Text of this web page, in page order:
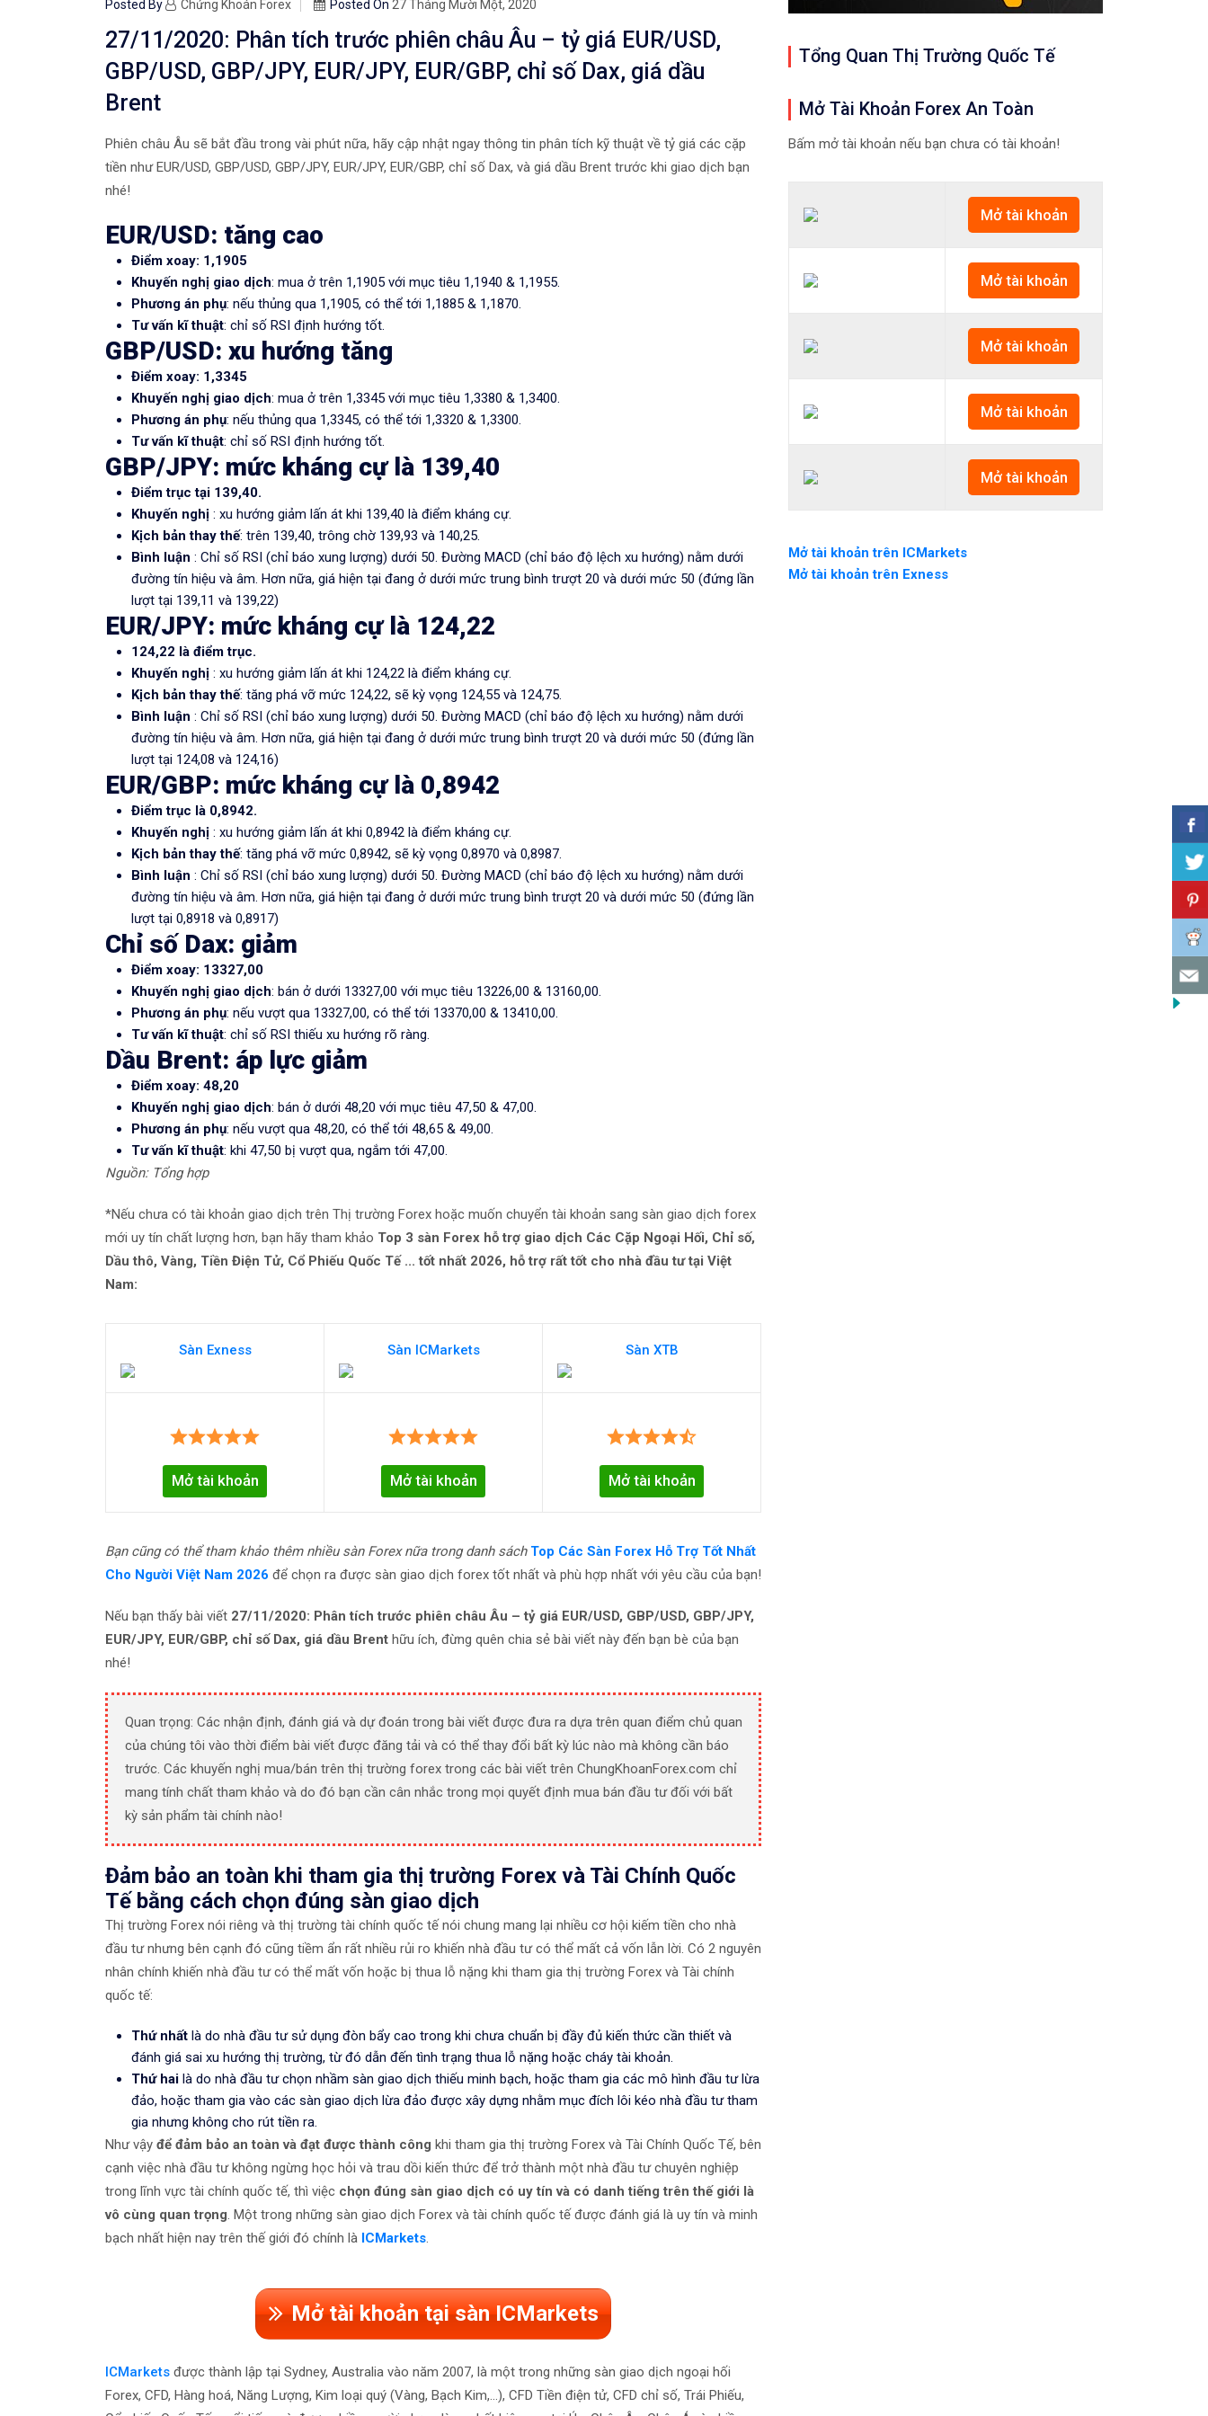
Posted By Chứng Khoán Forex Posted On 27 Tháng Mười Một, 2020
27/11/2020: Phân tích trước phiên châu Âu – tỷ giá EUR/USD,
GBP/USD, GBP/JPY, EUR/JPY, EUR/GBP, chỉ số Dax, giá dầu
Brent
Phiên châu Âu sẽ bắt đầu trong vài phút nữa, hãy cập nhật ngay thông tin phân tích kỹ thuật về tỷ giá các cặp
tiền như EUR/USD, GBP/USD, GBP/JPY, EUR/JPY, EUR/GBP, chỉ số Dax, và giá dầu Brent trước khi giao dịch bạn
nhé!
EUR/USD: tăng cao
Điểm xoay: 1,1905
Khuyến nghị giao dịch: mua ở trên 1,1905 với mục tiêu 1,1940 & 1,1955.
Phương án phụ: nếu thủng qua 1,1905, có thể tới 1,1885 & 1,1870.
Tư vấn kĩ thuật: chỉ số RSI định hướng tốt.
GBP/USD: xu hướng tăng
Điểm xoay: 1,3345
Khuyến nghị giao dịch: mua ở trên 1,3345 với mục tiêu 1,3380 & 1,3400.
Phương án phụ: nếu thủng qua 1,3345, có thể tới 1,3320 & 1,3300.
Tư vấn kĩ thuật: chỉ số RSI định hướng tốt.
GBP/JPY: mức kháng cự là 139,40
Điểm trục tại 139,40.
Khuyến nghị : xu hướng giảm lấn át khi 139,40 là điểm kháng cự.
Kịch bản thay thế: trên 139,40, trông chờ 139,93 và 140,25.
Bình luận : Chỉ số RSI (chỉ báo xung lượng) dưới 50. Đường MACD (chỉ báo độ lệch xu hướng) nằm dưới
đường tín hiệu và âm. Hơn nữa, giá hiện tại đang ở dưới mức trung bình trượt 20 và dưới mức 50 (đứng lần
lượt tại 139,11 và 139,22)
EUR/JPY: mức kháng cự là 124,22
124,22 là điểm trục.
Khuyến nghị : xu hướng giảm lấn át khi 124,22 là điểm kháng cự.
Kịch bản thay thế: tăng phá vỡ mức 124,22, sẽ kỳ vọng 124,55 và 124,75.
Bình luận : Chỉ số RSI (chỉ báo xung lượng) dưới 50. Đường MACD (chỉ báo độ lệch xu hướng) nằm dưới
đường tín hiệu và âm. Hơn nữa, giá hiện tại đang ở dưới mức trung bình trượt 20 và dưới mức 50 (đứng lần
lượt tại 124,08 và 124,16)
EUR/GBP: mức kháng cự là 0,8942
Điểm trục là 0,8942.
Khuyến nghị : xu hướng giảm lấn át khi 0,8942 là điểm kháng cự.
Kịch bản thay thế: tăng phá vỡ mức 0,8942, sẽ kỳ vọng 0,8970 và 0,8987.
Bình luận : Chỉ số RSI (chỉ báo xung lượng) dưới 50. Đường MACD (chỉ báo độ lệch xu hướng) nằm dưới
đường tín hiệu và âm. Hơn nữa, giá hiện tại đang ở dưới mức trung bình trượt 20 và dưới mức 50 (đứng lần
lượt tại 0,8918 và 0,8917)
Chỉ số Dax: giảm
Điểm xoay: 13327,00
Khuyến nghị giao dịch: bán ở dưới 13327,00 với mục tiêu 13226,00 & 13160,00.
Phương án phụ: nếu vượt qua 13327,00, có thể tới 13370,00 & 13410,00.
Tư vấn kĩ thuật: chỉ số RSI thiếu xu hướng rõ ràng.
Dầu Brent: áp lực giảm
Điểm xoay: 48,20
Khuyến nghị giao dịch: bán ở dưới 48,20 với mục tiêu 47,50 & 47,00.
Phương án phụ: nếu vượt qua 48,20, có thể tới 48,65 & 49,00.
Tư vấn kĩ thuật: khi 47,50 bị vượt qua, ngắm tới 47,00.
Nguồn: Tổng hợp
*Nếu chưa có tài khoản giao dịch trên Thị trường Forex hoặc muốn chuyển tài khoản sang sàn giao dịch forex
mới uy tín chất lượng hơn, bạn hãy tham khảo Top 3 sàn Forex hỗ trợ giao dịch Các Cặp Ngoại Hối, Chỉ số,
Dầu thô, Vàng, Tiền Điện Tử, Cổ Phiếu Quốc Tế ... tốt nhất 2026, hỗ trợ rất tốt cho nhà đầu tư tại Việt
Nam:
Sàn Exness Sàn ICMarkets Sàn XTB
Mở tài khoản Mở tài khoản Mở tài khoản
Bạn cũng có thể tham khảo thêm nhiều sàn Forex nữa trong danh sách Top Các Sàn Forex Hỗ Trợ Tốt Nhất
Cho Người Việt Nam 2026 để chọn ra được sàn giao dịch forex tốt nhất và phù hợp nhất với yêu cầu của bạn!
Nếu bạn thấy bài viết 27/11/2020: Phân tích trước phiên châu Âu – tỷ giá EUR/USD, GBP/USD, GBP/JPY,
EUR/JPY, EUR/GBP, chỉ số Dax, giá dầu Brent hữu ích, đừng quên chia sẻ bài viết này đến bạn bè của bạn
nhé!
Quan trọng: Các nhận định, đánh giá và dự đoán trong bài viết được đưa ra dựa trên quan điểm chủ quan
của chúng tôi vào thời điểm bài viết được đăng tải và có thể thay đổi bất kỳ lúc nào mà không cần báo
trước. Các khuyến nghị mua/bán trên thị trường forex trong các bài viết trên ChungKhoanForex.com chỉ
mang tính chất tham khảo và do đó bạn cần cân nhắc trong mọi quyết định mua bán đầu tư đối với bất
kỳ sản phẩm tài chính nào!
Đảm bảo an toàn khi tham gia thị trường Forex và Tài Chính Quốc
Tế bằng cách chọn đúng sàn giao dịch
Thị trường Forex nói riêng và thị trường tài chính quốc tế nói chung mang lại nhiều cơ hội kiếm tiền cho nhà
đầu tư nhưng bên cạnh đó cũng tiềm ẩn rất nhiều rủi ro khiến nhà đầu tư có thể mất cả vốn lẫn lời. Có 2 nguyên
nhân chính khiến nhà đầu tư có thể mất vốn hoặc bị thua lỗ nặng khi tham gia thị trường Forex và Tài chính
quốc tế:
Thứ nhất là do nhà đầu tư sử dụng đòn bẩy cao trong khi chưa chuẩn bị đầy đủ kiến thức cần thiết và
đánh giá sai xu hướng thị trường, từ đó dẫn đến tình trạng thua lỗ nặng hoặc cháy tài khoản.
Thứ hai là do nhà đầu tư chọn nhầm sàn giao dịch thiếu minh bạch, hoặc tham gia các mô hình đầu tư lừa
đảo, hoặc tham gia vào các sàn giao dịch lừa đảo được xây dựng nhằm mục đích lôi kéo nhà đầu tư tham
gia nhưng không cho rút tiền ra.
Như vậy để đảm bảo an toàn và đạt được thành công khi tham gia thị trường Forex và Tài Chính Quốc Tế, bên
cạnh việc nhà đầu tư không ngừng học hỏi và trau dồi kiến thức để trở thành một nhà đầu tư chuyên nghiệp
trong lĩnh vực tài chính quốc tế, thì việc chọn đúng sàn giao dịch có uy tín và có danh tiếng trên thế giới là
vô cùng quan trọng . Một trong những sàn giao dịch Forex và tài chính quốc tế được đánh giá là uy tín và minh
bạch nhất hiện nay trên thế giới đó chính là ICMarkets
Mở tài khoản tại sàn ICMarkets
ICMarkets được thành lập tại Sydney, Australia vào năm 2007, là một trong những sàn giao dịch ngoại hối
Forex, CFD, Hàng hoá, Năng Lượng, Kim loại quý (Vàng, Bạch Kim,...), CFD Tiền điện tử, CFD chỉ số, Trái Phiếu,
Tổng Quan Thị Trường Quốc Tế
Mở Tài Khoản Forex An Toàn
Bấm mở tài khoản nếu bạn chưa có tài khoản!
Mở tài khoản
Mở tài khoản
Mở tài khoản
Mở tài khoản
Mở tài khoản
Mở tài khoản trên ICMarkets
Mở tài khoản trên Exness